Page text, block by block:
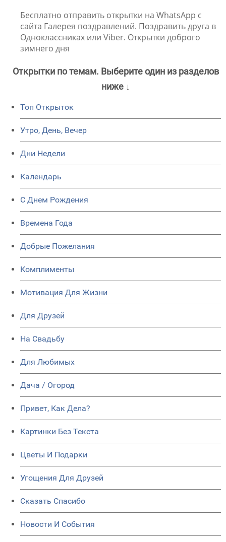
Бесплатно отправить открытки на WhatsApp с
сайта Галерея поздравлений. Поздравить друга в
Одноклассниках или Viber. Открытки доброго
зимнего дня
Открытки по темам. Выберите один из разделов
ниже ↓
Топ Открыток
Утро, День, Вечер
Дни Недели
Календарь
C Днем Рождения
Времена Года
Добрые Пожелания
Комплименты
Мотивация Для Жизни
Для Друзей
На Свадьбу
Для Любимых
Дача / Огород
Привет, Как Дела?
Картинки Без Текста
Цветы И Подарки
Угощения Для Друзей
Сказать Спасибо
Новости И События